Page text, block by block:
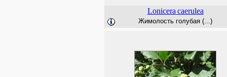
Lonicera caerulea
Жимолость голубая (...)